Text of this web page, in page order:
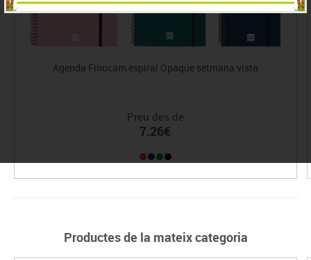
Agenda Finocam espiral Opaque setmana vista
Preu des de
7.26€
Productes de la mateix categoria